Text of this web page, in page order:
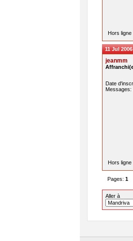
Hors ligne
11 Jul
jeanmm
Date
Messages:
Hors ligne
Pages: 1
Aller à